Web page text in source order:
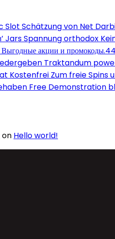
Slot Schätzung von Net
Jars Spannung orthodox
акции и
Traktandum
Kostenfrei Zum freie
Free Demonstration
on Hello world!